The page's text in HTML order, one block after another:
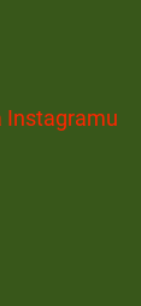
Instagramu